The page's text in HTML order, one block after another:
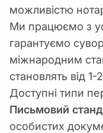
можливістю
Ми працюємо з
гарантуємо
міжнародним
становлять від
Доступні типи
Письмовий
особистих